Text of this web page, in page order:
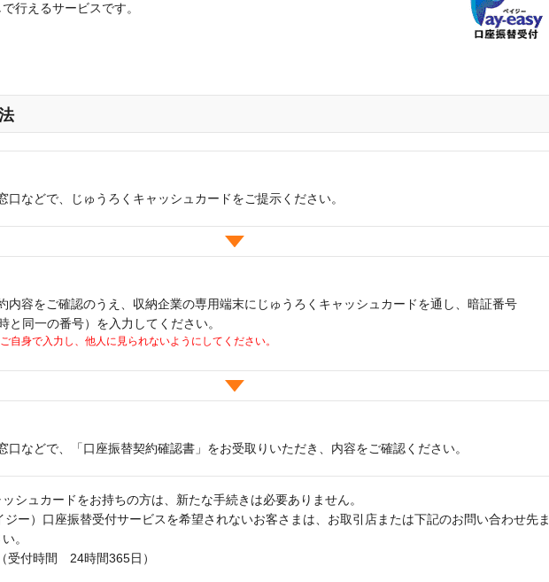
行えるサービスです。
口などで、じゅうろくキャッシュカードをご提示ください。
内容をご確認のうえ、収納企業の専用端末にじゅうろくキャッシュカードを通し、暗証番号
と同一の番号）を入力してください。
自身で入力し、他人に見られないようにしてください。
口などで、「口座振替契約確認書」をお受取りいただき、内容をご確認ください。
シュカードをお持ちの方は、新たな手続きは必要ありません。
ジー）口座振替受付サービスを希望されないお客さまは、お取引店または下記のお問い合わせ先ま
。
（受付時間 24時間365日）